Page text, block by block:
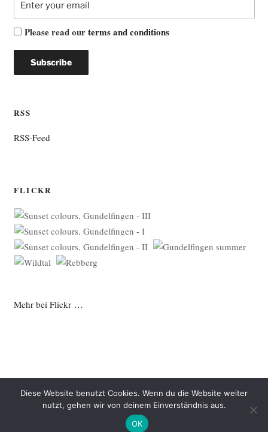
Please read ourterms and conditions
RSS
RSS-Feed
FLICKR
Mehr bei Flickr …
Datenschutzerklärung Mit Stolz präsentiert von WordPress
Diese Website benutzt Cookies. Wenn du die Website weiter
nutzt, gehen wir von deinem Einverständnis aus.
OK